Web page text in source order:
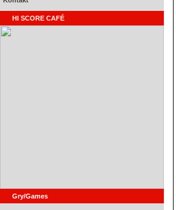
HI SCORE CAFÉ
Gry/Games